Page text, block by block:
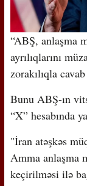
“ABŞ, anlaşma
ayrılıqlarını
zorakılıqla
Bunu ABŞ-ın
“X” hesabında
"İran atəşkəs
Amma anlaşma
keçirilməsi ilə